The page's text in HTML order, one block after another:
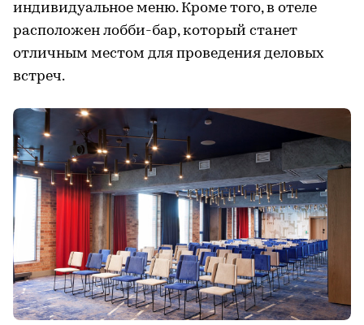
индивидуальное меню. Кроме того, в отеле
расположен лобби-бар, который станет
отличным местом для проведения деловых
встреч.